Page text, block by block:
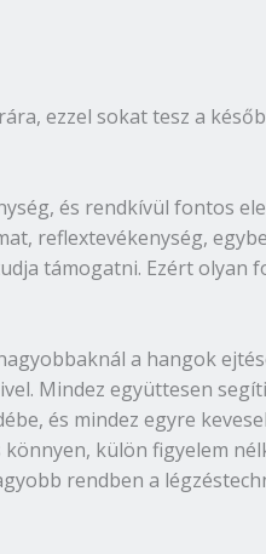
ezzel sokat tesz a
és rendkívül fontos
reflextevékenység,
támogatni. Ezért olyan
a hangok
Mindez együttesen
és mindez egyre
külön figyelem
rendben a